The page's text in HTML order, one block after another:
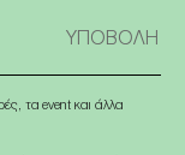
τα event και άλλα